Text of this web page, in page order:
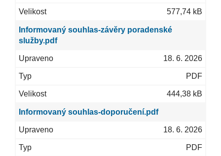
577,74 kB
Informovaný souhlas-závěry poradenské
služby.pdf
18. 6. 2026
PDF
444,38 kB
Informovaný souhlas-doporučení.pdf
18. 6. 2026
PDF